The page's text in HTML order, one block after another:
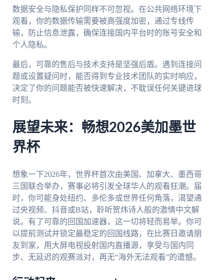
数据安全与隐私保护同样不可忽视。在公共网络环境下
观看，你的数据传输需要被高强度加密，通过专线传
输，防止信息泄露，确保连接国内平台时的账号安全和
个人隐私。
最后，可靠的售后与技术支持是坚强后盾。遇到连接问
题或设置疑问时，能否得到专业技术团队的实时响应，
决定了你的问题能否被快速解决，不耽误任何关键进球
时刻。
展望未来：畅想2026美加墨世
界杯
想象一下2026年，世界杯首次由美国、加拿大、墨西哥
三国联合举办，赛事必将引发全球华人的观看狂潮。届
时，你可能身处纽约、多伦多或世界任何角落，渴望通
过央视频、抖音或B站，聆听贺炜诗人般的激情中文解
说。有了可靠的回国加速器，这一切将轻而易举。你可
以提前测试并锁定最稳定的回国线路，在比赛日邀请朋
友到家，用大屏电视投射国内直播源，享受与国内同
步、无延迟的观赛派对，再无“海外无法观看”的遗憾。